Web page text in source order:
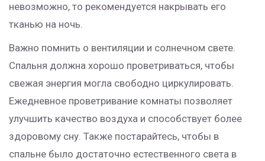
невозможно, то рекомендуется накрывать его
тканью на ночь.
Важно помнить о вентиляции и солнечном свете.
Спальня должна хорошо проветриваться, чтобы
свежая энергия могла свободно циркулировать.
Ежедневное проветривание комнаты позволяет
улучшить качество воздуха и способствует более
здоровому сну. Также постарайтесь, чтобы в
спальне было достаточно естественного света в